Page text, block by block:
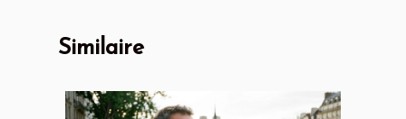
Similaire